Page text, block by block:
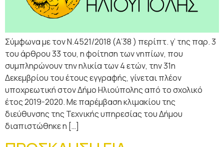
Σύμφωνα με τον Ν.4521/2018 (Α’38 ) περίπτ. γ’ της παρ. 3
του άρθρου 33 του, η φοίτηση των νηπίων, που
συμπληρώνουν την ηλικία των 4 ετών, την 31η
Δεκεμβρίου του έτους εγγραφής, γίνεται πλέον
υποχρεωτική στον Δήμο Ηλιούπολης από το σχολικό
έτος 2019-2020. Με παρέμβαση κλιμακίου της
διεύθυνσης της Τεχνικής υπηρεσίας του Δήμου
διαπιστώθηκε η […]